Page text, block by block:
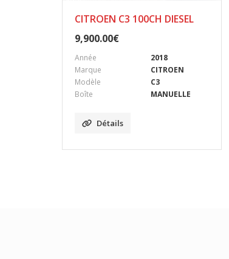
CITROEN C3 100CH DIESEL
9,900.00€
Année
2018
Marque
CITROEN
Modèle
C3
Boîte
MANUELLE
Détails